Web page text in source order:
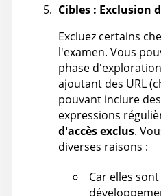
Cibles : Exclusion
Excluez certains
l'examen. Vous
phase
ajoutant des URL
pouvant inclure
expressions
d'accès exclus.
diverses raisons :
Car elles